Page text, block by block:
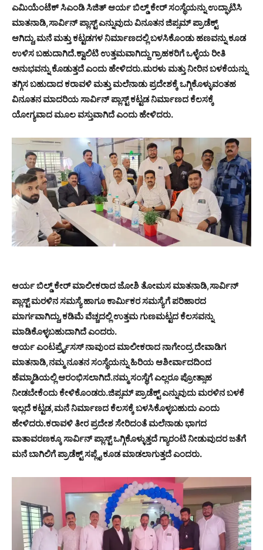
ಎಮಿಯೆಂಟೆಕ್ ಸಿಎಂಡಿ ಸಿಜಿತ್ ಆರ್ಯ ಬಿಲ್ಡ್ ಕೇರ್ ಸಂಸ್ಥೆಯನ್ನು ಉದ್ಘಾಟಿಸಿ
ಮಾತನಾಡಿ,ಸಾರ್ವಿನ್ ಪ್ಲಾಸ್ಟ್ ಎನ್ನುವುದು ವಿನೂತನ ಜಿಪ್ಸಮ್ ಪ್ರಾಡೆಕ್ಟ್
ಆಗಿದ್ದು,ಮನೆ ಮತ್ತು ಕಟ್ಟಡಗಳ ನಿರ್ಮಾಣದಲ್ಲಿ ಬಳಸಿಕೊಂಡು ಹಣವನ್ನು ಕೂಡ
ಉಳಿಸ ಬಹುದಾಗಿದೆ.ಕ್ವಾಲಿಟಿ ಉತ್ತಮವಾಗಿದ್ದು ಗ್ರಾಹಕರಿಗೆ ಒಳ್ಳೆಯ ರೀತಿ
ಅನುಭವನ್ನು ಕೊಡುತ್ತದೆ ಎಂದು ಹೇಳಿದರು.ಮರಳು ಮತ್ತು ನೀರಿನ ಬಳಕೆಯನ್ನು
ತಗ್ಗಿಸ ಬಹುದಾದ ಕರಾವಳಿ ಮತ್ತು ಮಲೆನಾಡು ಪ್ರದೇಶಕ್ಕೆ ಒಗ್ಗಿಕೊಳ್ಳುವಂತಹ
ವಿನೂತನ ಮಾದರಿಯ ಸಾರ್ವಿನ್ ಪ್ಲಾಸ್ಟ್ ಕಟ್ಟಡ ನಿರ್ಮಾಣದ ಕೆಲಸಕ್ಕೆ
ಯೋಗ್ಯವಾದ ಮೂಲ ವಸ್ತುವಾಗಿದೆ ಎಂದು ಹೇಳಿದರು.
ಆರ್ಯ ಬಿಲ್ಡ್ ಕೇರ್ ಮಾಲೀಕರಾದ ಜೋಶಿ ತೋಮಸ ಮಾತನಾಡಿ,ಸಾರ್ವಿನ್
ಪ್ಲಾಸ್ಟ್ ಮರಳಿನ ಸಮಸ್ಯೆ ಹಾಗೂ ಕಾರ್ಮಿಕರ ಸಮಸ್ಯೆಗೆ ಪರಿಹಾರದ
ಮಾರ್ಗವಾಗಿದ್ದು,ಕಡಿಮೆ ವೆಚ್ಚದಲ್ಲಿ ಉತ್ತಮ ಗುಣಮಟ್ಟದ ಕೆಲಸವನ್ನು
ಮಾಡಿಕೊಳ್ಳಬಹುದಾಗಿದೆ ಎಂದರು.
ಆರ್ಯ ಎಂಟರ್ಪ್ರೈಸಸ್ ನಾವುಂದ ಮಾಲೀಕರಾದ ನಾಗೇಂದ್ರ ದೇವಾಡಿಗ
ಮಾತನಾಡಿ,ನಮ್ಮ ನೂತನ ಸಂಸ್ಥೆಯನ್ನು ಹಿರಿಯ ಆಶೀರ್ವಾದದಿಂದ
ಹೆಮ್ಮಾಡಿಯಲ್ಲಿ ಆರಂಭಿಸಲಾಗಿದೆ.ನಮ್ಮ ಸಂಸ್ಥೆಗೆ ಎಲ್ಲರೂ ಪ್ರೋತ್ಸಾಹ
ನೀಡಬೇಕೆಂದು ಕೇಳಿಕೊಂಡರು.ಜಿಪ್ಸಮ್ ಪ್ರಾಡೆಕ್ಟ್ ಎನ್ನುವುದು ಮರಳಿನ ಬಳಕೆ
ಇಲ್ಲದೆ ಕಟ್ಟಡ,ಮನೆ ನಿರ್ಮಾಣದ ಕೆಲಸಕ್ಕೆ ಬಳಸಿಕೊಳ್ಳಬಹುದು ಎಂದು
ಹೇಳಿದರು.ಕರಾವಳಿ ತೀರ ಪ್ರದೇಶ ಸೇರಿದಂತೆ ಮಲೆನಾಡು ಭಾಗದ
ವಾತಾವರಣಕ್ಕೂ ಸಾರ್ವಿನ್ ಪ್ಲಾಸ್ಟ್ ಒಗ್ಗಿಕೊಳ್ಳುತ್ತದೆ ಗ್ಯಾರಂಟಿ ನೀಡುವುದರ ಜತೆಗೆ
ಮನೆ ಬಾಗಿಲಿಗೆ ಪ್ರಾಡೆಕ್ಟ್ ಸಪ್ಲೈ ಕೂಡ ಮಾಡಲಾಗುತ್ತದೆ ಎಂದರು.